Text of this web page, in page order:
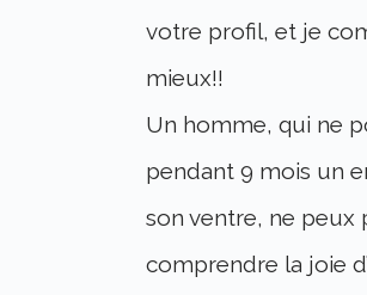
votre profil, et je
mieux!!
Un homme, qui ne
pendant 9 mois un
son ventre, ne peux
comprendre la joie